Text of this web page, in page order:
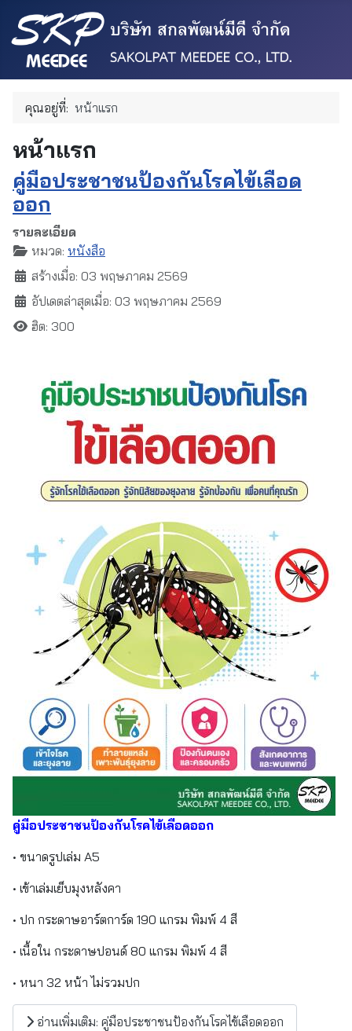
คุณอยู่ที่: หน้าแรก
หน้าแรก
คู่มือประชาชนป้องกันโรคไข้เลือด
ออก
รายละเอียด
หมวด: หนังสือ
สร้างเมื่อ: 03 พฤษภาคม 2569
อัปเดตล่าสุดเมื่อ: 03 พฤษภาคม 2569
ฮิต: 300
คู่มือประชาชนป้องกันโรคไข้เลือดออก
• ขนาดรูปเล่ม A5
• เข้าเล่มเย็บมุงหลังคา
• ปก กระดาษอาร์ตการ์ด 190 แกรม พิมพ์ 4 สี
• เนื้อใน กระดาษปอนด์ 80 แกรม พิมพ์ 4 สี
• หนา 32 หน้า ไม่รวมปก
อ่านเพิ่มเติม: คู่มือประชาชนป้องกันโรคไข้เลือดออก